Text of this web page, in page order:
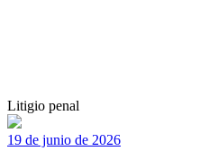
Litigio penal
19 de junio de 2026